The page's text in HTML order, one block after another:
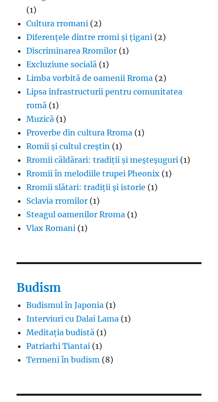
(1)
Cultura rromani (2)
Diferențele dintre rromi și țigani (2)
Discriminarea Rromilor (1)
Excluziune socială (1)
Limba vorbită de oamenii Rroma (2)
Lipsa infrastructurii pentru comunitatea
romă (1)
Muzică (1)
Proverbe din cultura Rroma (1)
Romii și cultul creștin (1)
Rromii căldărari: tradiții și meșteșuguri (1)
Rromii în melodiile trupei Pheonix (1)
Rromii slătari: tradiții și istorie (1)
Sclavia rromilor (1)
Steagul oamenilor Rroma (1)
Vlax Romani (1)
Budism
Budismul în Japonia (1)
Interviuri cu Dalai Lama (1)
Meditația budistă (1)
Patriarhi Tiantai (1)
Termeni în budism (8)